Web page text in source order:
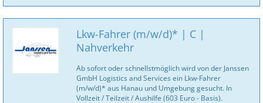
Lkw-Fahrer (m/w/d)* | C |
Nahverkehr
Ab sofort oder schnellstmöglich wird von der Janssen
GmbH Logistics and Services ein Lkw-Fahrer
(m/w/d)* aus Hanau und Umgebung gesucht. In
Vollzeit / Teilzeit / Aushilfe (603 Euro - Basis).